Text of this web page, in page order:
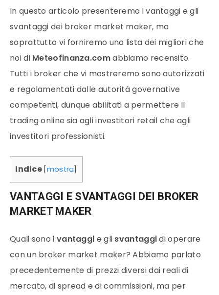
In questo articolo presenteremo i vantaggi e gli
svantaggi dei broker market maker, ma
soprattutto vi forniremo una lista dei migliori che
noi di Meteofinanza.comabbiamo recensito.
Tutti i broker che vi mostreremo sono autorizzati
e regolamentati dalle autorità governative
competenti, dunque abilitati a permettere il
trading online sia agli investitori retail che agli
investitori professionisti.
Indice [mostra]
VANTAGGI E SVANTAGGI DEI BROKER
MARKET MAKER
Quali sono i vantaggi e gli svantaggidi operare
con un broker market maker? Abbiamo parlato
precedentemente di prezzi diversi dai reali di
mercato, di spread e di commissioni, ma per